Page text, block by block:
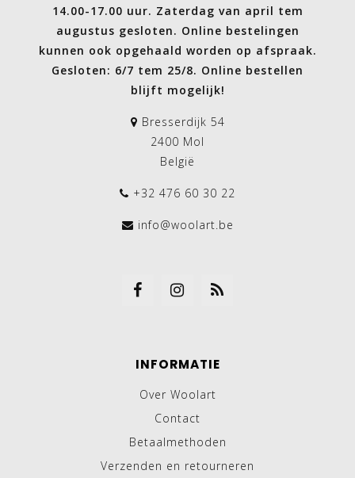
14.00-17.00 uur. Zaterdag van april tem
augustus gesloten. Online bestelingen
kunnen ook opgehaald worden op afspraak.
Gesloten: 6/7 tem 25/8. Online bestellen
blijft mogelijk!
Bresserdijk 54
2400 Mol
België
+32 476 60 30 22
info@woolart.be
INFORMATIE
Over Woolart
Contact
Betaalmethoden
Verzenden en retourneren